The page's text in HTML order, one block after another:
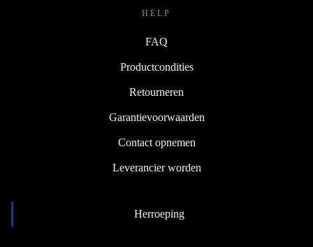
HELP
FAQ
Productcondities
Retourneren
Garantievoorwaarden
Contact opnemen
Leverancier worden
Herroeping